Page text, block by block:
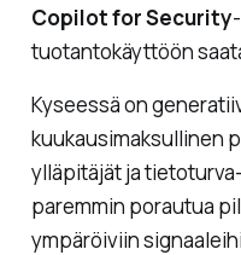
Copilot for Security
tuotantokäyttöön
Kyseessä on
kuukausimaksullinen
ylläpitäjät ja
paremmin porautua
ympäröiviin